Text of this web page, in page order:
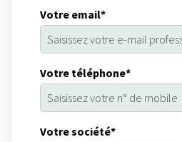
Votre email*
Votre téléphone*
Votre société*